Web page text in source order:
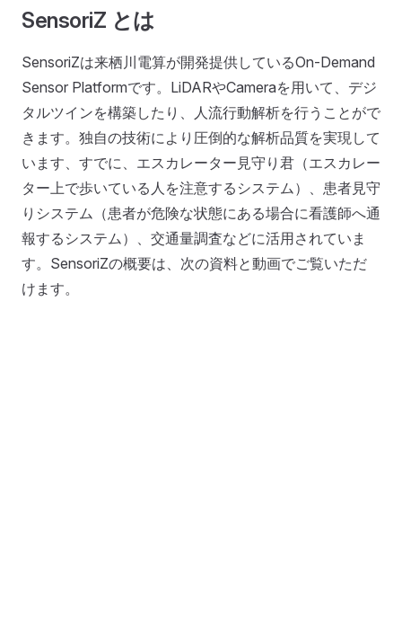
SensoriZ とは
SensoriZは来栖川電算が開発提供しているOn-Demand
Sensor Platformです。LiDARやCameraを用いて、デジ
タルツインを構築したり、人流行動解析を行うことがで
きます。独自の技術により圧倒的な解析品質を実現して
います、すでに、エスカレーター見守り君（エスカレー
ター上で歩いている人を注意するシステム）、患者見守
りシステム（患者が危険な状態にある場合に看護師へ通
報するシステム）、交通量調査などに活用されていま
す。SensoriZの概要は、次の資料と動画でご覧いただ
けます。